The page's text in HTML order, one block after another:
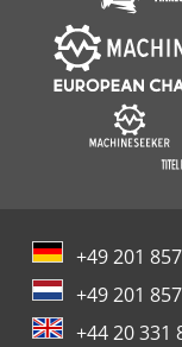
+49 201
+49 201
+44 20 331